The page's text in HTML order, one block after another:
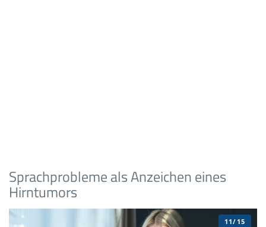
Sprachprobleme als Anzeichen eines
Hirntumors
11/15